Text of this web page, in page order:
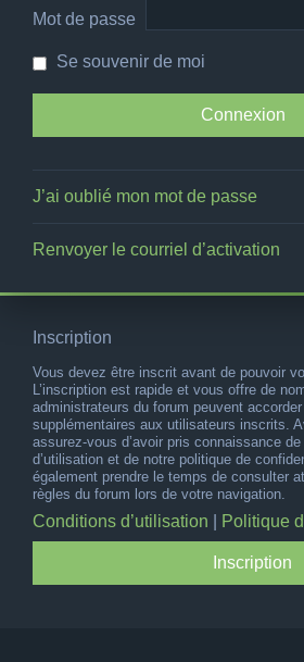
Mot de passe
Se souvenir de moi
J’ai oublié mon mot de passe
Renvoyer le courriel d’activation
Inscription
Vous devez être inscrit avant de pouvoir
L’inscription est rapide et vous offre de
administrateurs du forum peuvent
supplémentaires aux utilisateurs inscrits.
assurez-vous d’avoir pris connaissance
d’utilisation et de notre politique de
également prendre le temps de consulter
règles du forum lors de votre navigation.
Conditions d’utilisation Politique
Inscription